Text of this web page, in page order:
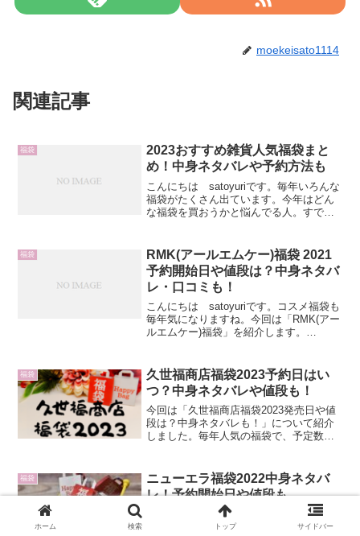
moekeisato1114
関連記事
福袋
2023おすすめ雑貨人気福袋まと
め！中身ネタバレや予約方法も
こんにちは satoyuriです。毎年いろんな
福袋がたくさん出ています。今年はどん
な福袋を買おうかと悩んでる人。すでに
貨などいろいろあります。ついついみた
ら欲しくなっち...
福袋
RMK(アールエムケー)福袋 2021
予約開始日や値段は？中身ネタバ
レ・口コミも！
こんにちは satoyuriです。コスメ福袋も
毎年気になりますね。今回は「RMK(アー
ルエムケー)福袋」を紹介します。
中身が気になるところですよね。そこで
ここでは、...
福袋
久世福商店福袋2023予約日はい
つ？中身ネタバレや値段も！
今回は「久世福商店福袋2023発売日や値
段は？中身ネタバレも！」について紹介
しました。毎年人気の福袋で、予定数に
ださい。
福袋
ニューエラ福袋2022中身ネタバ
レ！予約開始日や値段も
追記12月4日楽天市場ニューエラページニ
ューエラベビー福袋 7,480円 発売中ニ
ホーム 検索 トップ サイドバー